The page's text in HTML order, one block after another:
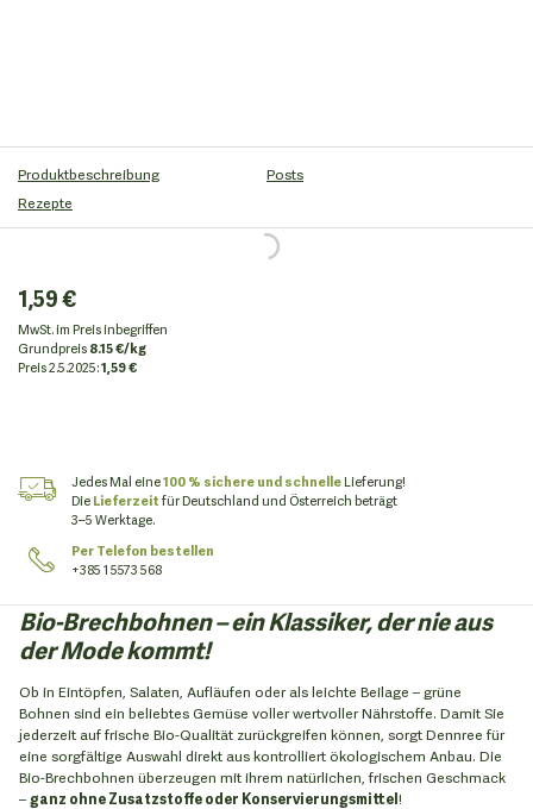
Produktbeschreibung
Posts
Rezepte
1,59 €
MwSt. im Preis inbegriffen
Grundpreis8.15 €/kg
Preis2.5.2025:1,59 €
Jedes Mal eine100 % sichere und schnelleLieferung!
DieLieferzeitfür Deutschland und Österreich beträgt
3–5 Werktage.
Per Telefon bestellen
+385 1 5573 568
Bio-Brechbohnen – ein Klassiker, der nie aus
der Mode kommt!
Ob in Eintöpfen, Salaten, Aufläufen oder als leichte Beilage – grüne
Bohnen sind ein beliebtes Gemüse voller wertvoller Nährstoffe. Damit Sie
jederzeit auf frische Bio-Qualität zurückgreifen können, sorgt Dennree für
eine sorgfältige Auswahl direkt aus kontrolliert ökologischem Anbau. Die
Bio-Brechbohnen überzeugen mit ihrem natürlichen, frischen Geschmack
–ganz ohne Zusatzstoffe oder Konservierungsmittel!